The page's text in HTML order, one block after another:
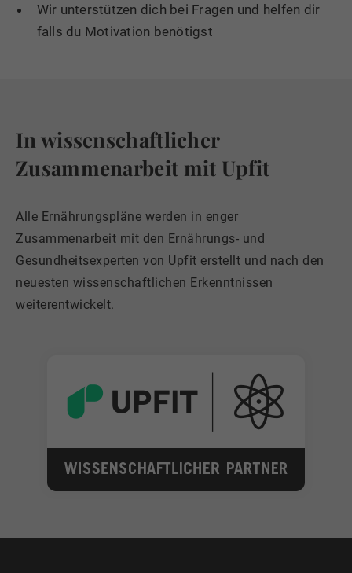
Wir unterstützen dich bei Fragen und helfen dir
falls du Motivation benötigst
In wissenschaftlicher
Zusammenarbeit mit Upfit
Alle Ernährungspläne werden in enger
Zusammenarbeit mit den Ernährungs- und
Gesundheitsexperten von Upfit erstellt und nach den
neuesten wissenschaftlichen Erkenntnissen
weiterentwickelt.